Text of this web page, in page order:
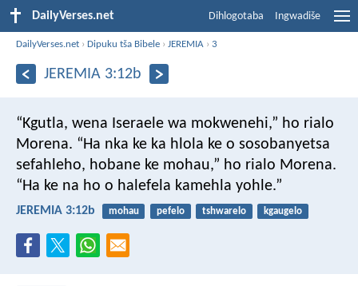
DailyVerses.net Dihlogotaba Ingwadiše
DailyVerses.net ›Dipuku tša Bibele ›JEREMIA ›3
JEREMIA 3:12b
“Kgutla, wena Iseraele wa mokwenehi,” ho rialo
Morena. “Ha nka ke ka hlola ke o sosobanyetsa
sefahleho, hobane ke mohau,” ho rialo Morena.
“Ha ke na ho o halefela kamehla yohle.”
JEREMIA 3:12b mohau pefelo tshwarelo kgaugelo